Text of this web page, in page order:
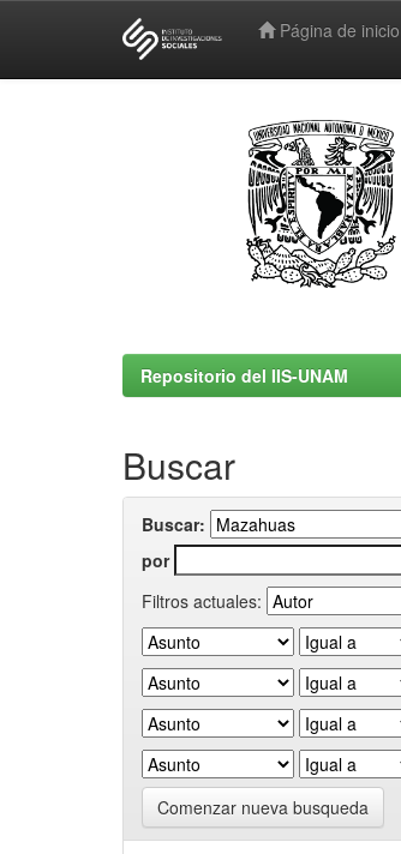
Página de inicio
Repositorio del IIS-UNAM
Buscar
Buscar:
por
Filtros actuales:
Comenzar nueva busqueda